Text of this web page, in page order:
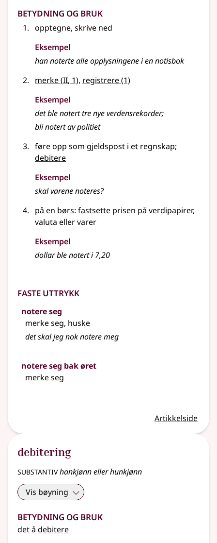
Betydning og bruk
opptegne, skrive ned
Eksempel
han noterte alle opplysningene i en notisbok
merke(2
II, 1), registrere(1)
Eksempel
det ble notert tre nye verdensrekorder;
bli notert av politiet
føre opp som gjeldspost i et regnskap;
debitere
Eksempel
skal varenenoteres?
på en børs: fastsette prisen på verdipapirer,
valuta ellervarer
Eksempel
dollar ble notert i 7,20
Faste uttrykk
notere seg
merke seg, huske
det skal jeg noknoteremeg
notere seg bak øret
merke seg
Artikkelside
debitering
substantivhankjønn eller hunkjønn
Vis bøyning
Betydning og bruk
det å debitere